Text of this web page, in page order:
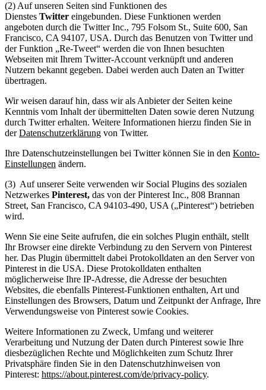
(2) Auf unseren Seiten sind Funktionen des
Dienstes Twitter eingebunden. Diese Funktionen werden
angeboten durch die Twitter Inc., 795 Folsom St., Suite 600, San
Francisco, CA 94107, USA. Durch das Benutzen von Twitter und
der Funktion „Re-Tweet“ werden die von Ihnen besuchten
Webseiten mit Ihrem Twitter-Account verknüpft und anderen
Nutzern bekannt gegeben. Dabei werden auch Daten an Twitter
übertragen.
Wir weisen darauf hin, dass wir als Anbieter der Seiten keine
Kenntnis vom Inhalt der übermittelten Daten sowie deren Nutzung
durch Twitter erhalten. Weitere Informationen hierzu finden Sie in
derDatenschutzerklärung von Twitter.
Ihre Datenschutzeinstellungen bei Twitter können Sie in den Konto-
Einstellungen ändern.
(3) Auf unserer Seite verwenden wir Social Plugins des sozialen
Netzwerkes Pinterest, das von der Pinterest Inc., 808 Brannan
Street, San Francisco, CA 94103-490, USA („Pinterest“) betrieben
wird.
Wenn Sie eine Seite aufrufen, die ein solches Plugin enthält, stellt
Ihr Browser eine direkte Verbindung zu den Servern von Pinterest
her. Das Plugin übermittelt dabei Protokolldaten an den Server von
Pinterest in die USA. Diese Protokolldaten enthalten
möglicherweise Ihre IP-Adresse, die Adresse der besuchten
Websites, die ebenfalls Pinterest-Funktionen enthalten, Art und
Einstellungen des Browsers, Datum und Zeitpunkt der Anfrage, Ihre
Verwendungsweise von Pinterest sowie Cookies.
Weitere Informationen zu Zweck, Umfang und weiterer
Verarbeitung und Nutzung der Daten durch Pinterest sowie Ihre
diesbezüglichen Rechte und Möglichkeiten zum Schutz Ihrer
Privatsphäre finden Sie in den Datenschutzhinweisen von
Pinterest: https://about.pinterest.com/de/privacy-policy.